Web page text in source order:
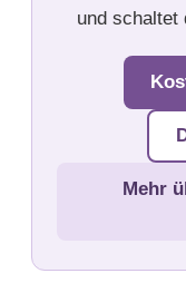
und schaltet
Mehr